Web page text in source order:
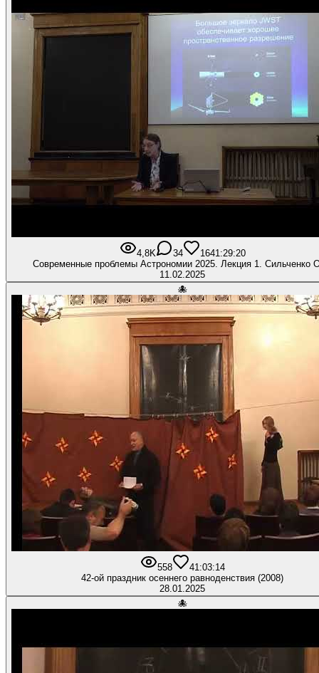
4,8K 34 1641:29:20
Современные проблемы Астрономии 2025. Лекция 1. Сильченко
11.02.2025
🐙
558 41:03:14
42-ой праздник осеннего равноденствия (2008)
28.01.2025
🐙